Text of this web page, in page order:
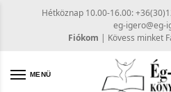
Hétköznap 10.00-16.00:
eg-igero@eg-
Fiókom | Kövess minket
MENÜ